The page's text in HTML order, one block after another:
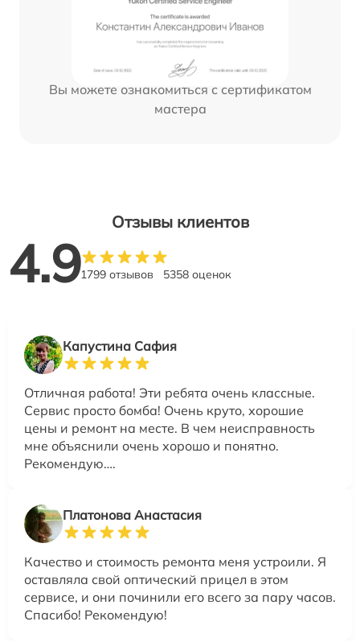
Вы можете ознакомиться с сертификатом
мастера
Отзывы клиентов
4.91799 отзывов 5358 оценок
Капустина Сафия
Отличная работа! Эти ребята очень классные.
Сервис просто бомба! Очень круто, хорошие
цены и ремонт на месте. В чем неисправность
мне объяснили очень хорошо и понятно.
Рекомендую….
Платонова Анастасия
Качество и стоимость ремонта меня устроили. Я
оставляла свой оптический прицел в этом
сервисе, и они починили его всего за пару часов.
Спасибо! Рекомендую!